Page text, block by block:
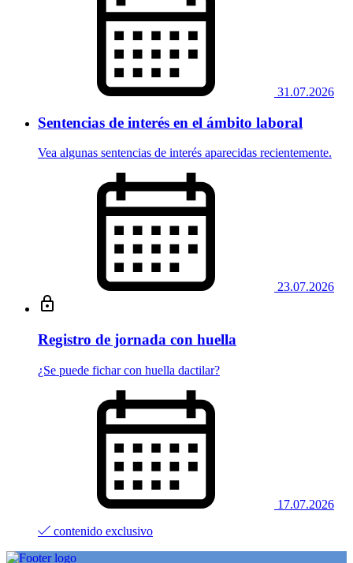
31.07.2026
Sentencias de interés en el ámbito laboral
Vea algunas sentencias de interés aparecidas recientemente.
23.07.2026
Registro de jornada con huella
¿Se puede fichar con huella dactilar?
17.07.2026
contenido exclusivo